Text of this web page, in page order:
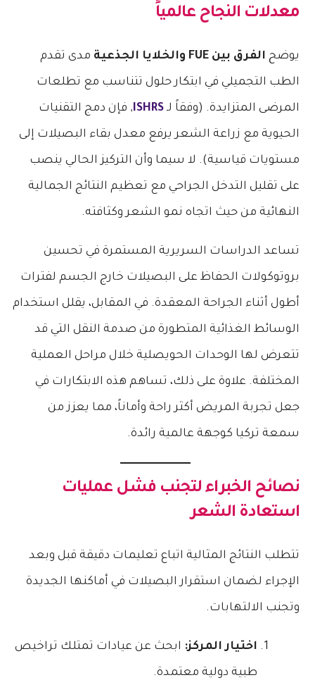
معدلات النجاح عالمياً
يوضح الفرق بين FUE والخلايا الجذعية مدى تقدم
الطب التجميلي في ابتكار حلول تتناسب مع تطلعات
المرضى المتزايدة. (وفقاً لـISHRS, فإن دمج التقنيات
الحيوية مع زراعة الشعر يرفع معدل بقاء البصيلات إلى
مستويات قياسية). لا سيما وأن التركيز الحالي ينصب
على تقليل التدخل الجراحي مع تعظيم النتائج الجمالية
النهائية من حيث اتجاه نمو الشعر وكثافته.
تساعد الدراسات السريرية المستمرة في تحسين
بروتوكولات الحفاظ على البصيلات خارج الجسم لفترات
أطول أثناء الجراحة المعقدة. في المقابل، يقلل استخدام
الوسائط الغذائية المتطورة من صدمة النقل التي قد
تتعرض لها الوحدات الحويصلية خلال مراحل العملية
المختلفة. علاوة على ذلك، تساهم هذه الابتكارات في
جعل تجربة المريض أكثر راحة وأماناً، مما يعزز من
سمعة تركيا كوجهة عالمية رائدة.
نصائح الخبراء لتجنب فشل عمليات
استعادة الشعر
تتطلب النتائج المثالية اتباع تعليمات دقيقة قبل وبعد
الإجراء لضمان استقرار البصيلات في أماكنها الجديدة
وتجنب الالتهابات.
اختيار المركز: ابحث عن عيادات تمتلك تراخيص
طبية دولية معتمدة.